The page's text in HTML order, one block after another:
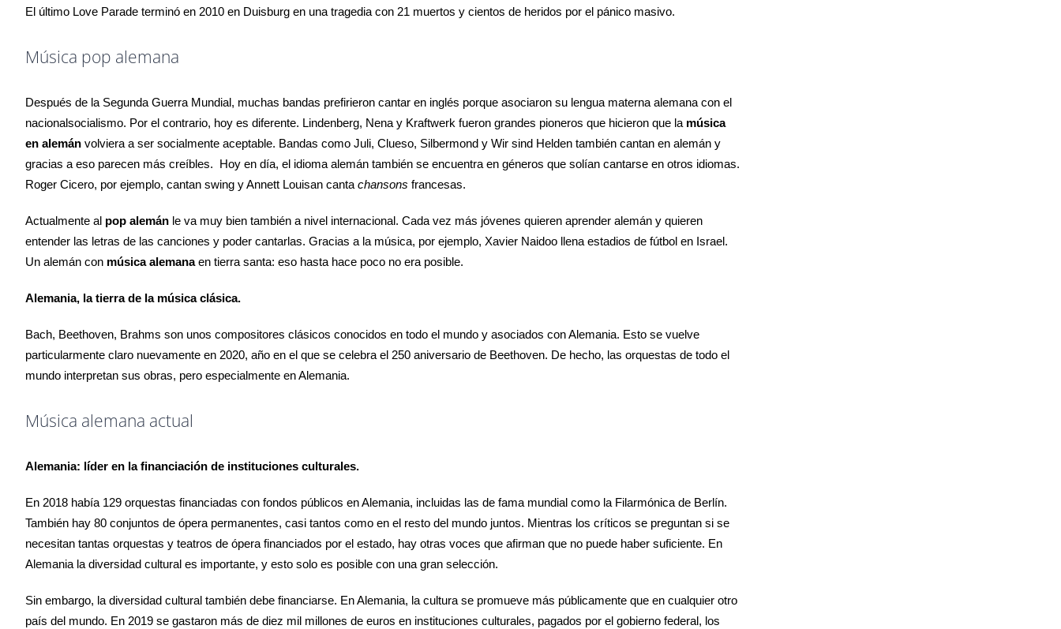
El último Love Parade terminó en 2010 en Duisburg en una tragedia con 21 muertos y cientos de heridos por el pánico masivo.
Música pop alemana
Después de la Segunda Guerra Mundial, muchas bandas prefirieron cantar en inglés porque asociaron su lengua materna alemana con el
nacionalsocialismo. Por el contrario, hoy es diferente. Lindenberg, Nena y Kraftwerk fueron grandes pioneros que hicieron que la música
en alemán volviera a ser socialmente aceptable. Bandas como Juli, Clueso, Silbermond y Wir sind Helden también cantan en alemán y
gracias a eso parecen más creíbles. Hoy en día, el idioma alemán también se encuentra en géneros que solían cantarse en otros idiomas.
Roger Cicero, por ejemplo, cantan swing y Annett Louisan canta chansons francesas.
Actualmente al pop alemán le va muy bien también a nivel internacional. Cada vez más jóvenes quieren aprender alemán y quieren
entender las letras de las canciones y poder cantarlas. Gracias a la música, por ejemplo, Xavier Naidoo llena estadios de fútbol en Israel.
Un alemán con música alemanaen tierra santa: eso hasta hace poco no era posible.
Alemania, la tierra de la música clásica.
Bach, Beethoven, Brahms son unos compositores clásicos conocidos en todo el mundo y asociados con Alemania. Esto se vuelve
particularmente claro nuevamente en 2020, año en el que se celebra el 250 aniversario de Beethoven. De hecho, las orquestas de todo el
mundo interpretan sus obras, pero especialmente en Alemania.
Música alemana actual
Alemania: líder en la financiación de instituciones culturales.
En 2018 había 129 orquestas financiadas con fondos públicos en Alemania, incluidas las de fama mundial como la Filarmónica de Berlín.
También hay 80 conjuntos de ópera permanentes, casi tantos como en el resto del mundo juntos. Mientras los críticos se preguntan si se
necesitan tantas orquestas y teatros de ópera financiados por el estado, hay otras voces que afirman que no puede haber suficiente. En
Alemania la diversidad cultural es importante, y esto solo es posible con una gran selección.
Sin embargo, la diversidad cultural también debe financiarse. En Alemania, la cultura se promueve más públicamente que en cualquier otro
país del mundo. En 2019 se gastaron más de diez mil millones de euros en instituciones culturales, pagados por el gobierno federal, los